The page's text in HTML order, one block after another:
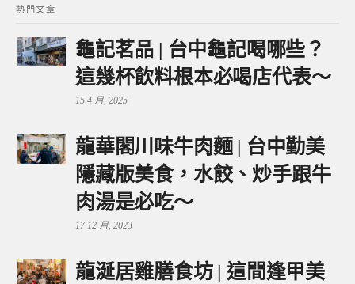
熱門文章
龜記茗品 | 台中龜記喝哪些？
這幾杯飲料根本必喝店代表～
15 4 月, 2025
龍華閣川味牛肉麵 | 台中勤美
隱藏版美食，水餃、炒手跟牛
肉湯是必吃～
17 12 月, 2023
龍涎居雞膳食坊 | 這間逢甲美